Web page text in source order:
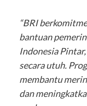
‎“BRI
bantuan
Indonesia
secara utuh.
membantu
dan